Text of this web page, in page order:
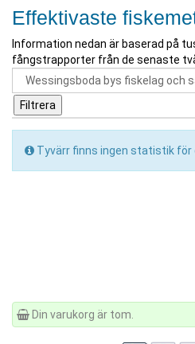
Effektivaste
Information nedan är baserad på
fångstrapporter från de senaste
Tyvärr finns ingen statistik för
Din varukorg är tom.